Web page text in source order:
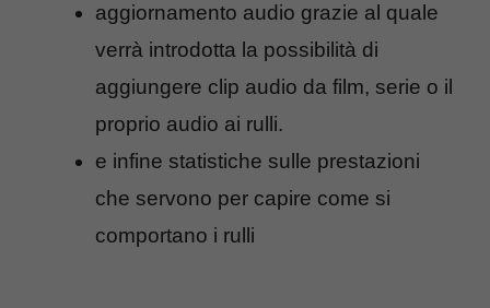
aggiornamento audio grazie al quale
verrà introdotta la possibilità di
aggiungere clip audio da film, serie o il
proprio audio ai rulli.
e infine statistiche sulle prestazioni
che servono per capire come si
comportano i rulli